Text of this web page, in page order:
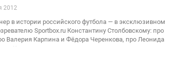
2012
в истории российского футбола — в эксклюзивном
Sportbox.ru Константину Столбовскому: про
Валерия Карпина и Фёдора Черенкова, про Леонида